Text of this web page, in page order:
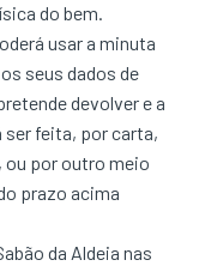
do bem.
usar a minuta
seus dados de
devolver e a
ser feita, por carta,
ou por outro meio
prazo acima
da Aldeia nas